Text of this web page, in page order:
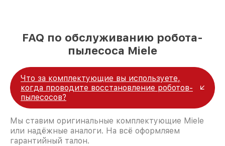
лучшим сервисным центром Miele в городе
Нижнем Новгороде, постоянно повышая
уровень доверия и лояльности наших
FAQ по обслуживанию робота-
пылесоса Miele
Что за комплектующие вы используете,
когда проводите восстановление роботов-
пылесосов?
Мы ставим оригинальные комплектующие Miele
или надёжные аналоги. На всё оформляем
гарантийный талон.